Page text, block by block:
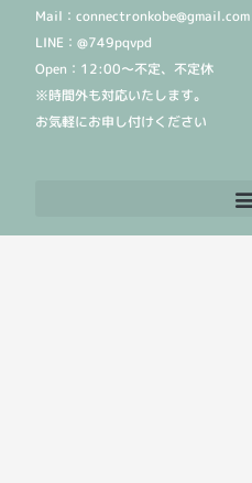
Mail：connectronkobe@gmail.com
LINE：@749pqvpd
Open：12:00〜不定、不定休
※時間外も対応いたします。
お気軽にお申し付けください